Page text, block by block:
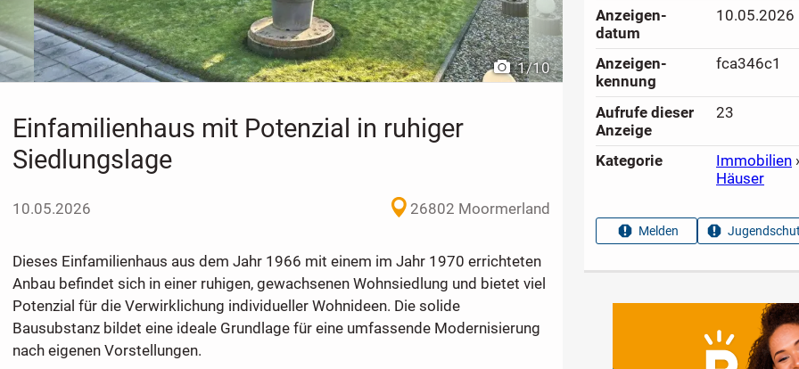
1/10
Einfamilienhaus mit Potenzial in ruhiger
Siedlungslage
10.05.2026 26802 Moormerland
Dieses Einfamilienhaus aus dem Jahr 1966 mit einem im Jahr 1970 errichteten
Anbau befindet sich in einer ruhigen, gewachsenen Wohnsiedlung und bietet viel
Potenzial für die Verwirklichung individueller Wohnideen. Die solide
Bausubstanz bildet eine ideale Grundlage für eine umfassende Modernisierung
nach eigenen Vorstellungen.
Anzeigen­
datum
10.05.2026
Anzeigen­
kennung
fca346c1
Aufrufe dieser
Anzeige
23
Kategorie Immobilien ›
Häuser
Melden